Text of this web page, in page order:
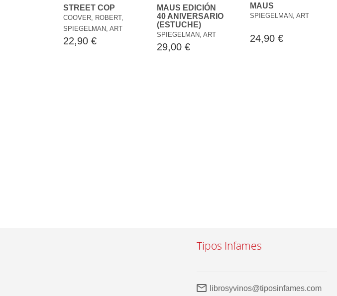
STREET COP
COOVER, ROBERT,
SPIEGELMAN, ART
22,90 €
MAUS EDICIÓN
40 ANIVERSARIO
(ESTUCHE)
SPIEGELMAN, ART
29,00 €
MAUS
SPIEGELMAN, ART
24,90 €
Tipos Infames
librosyvinos@tiposinfames.com